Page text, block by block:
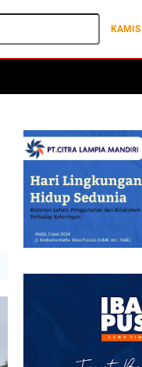
KAMIS